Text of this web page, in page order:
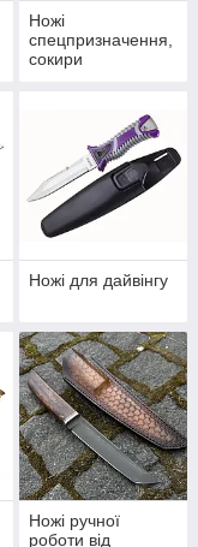
Ножі
спецпризначення,
сокири
Ножі для дайвінгу
Ножі ручної
роботи від